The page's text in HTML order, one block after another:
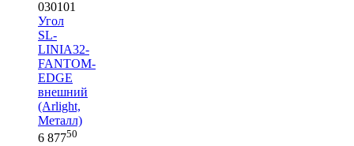
030101
Угол
SL-
LINIA32-
FANTOM-
EDGE
внешний
(Arlight,
Металл)
6 87750